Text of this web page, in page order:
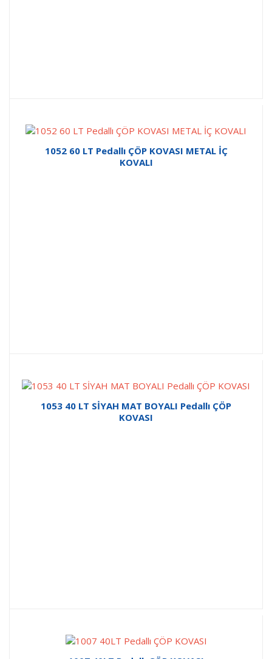
1052 60 LT Pedallı ÇÖP KOVASI METAL İÇ
KOVALI
1053 40 LT SİYAH MAT BOYALI Pedallı ÇÖP
KOVASI